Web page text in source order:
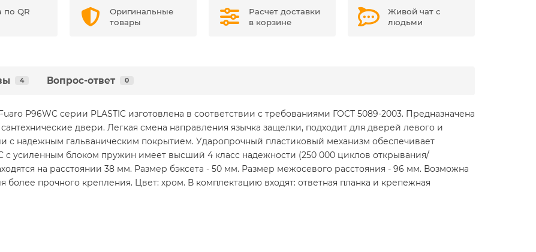
по QR
Оригинальные
товары
Расчет доставки
в корзине
Живой чат с
людьми
4 Вопрос-ответ 0
P96WC серии PLASTIC изготовлена в соответствии с требованиями ГОСТ 5089-2003. Предназначена
двери. Легкая смена направления язычка защелки, подходит для дверей левого и
с надежным гальваническим покрытием. Ударопрочный пластиковый механизм обеспечивает
с усиленным блоком пружин имеет высший 4 класс надежности (250 000 циклов открывания/
на расстоянии 38 мм. Размер бэксета - 50 мм. Размер межосевого расстояния - 96 мм. Возможна
более прочного крепления. Цвет: хром. В комплектацию входят: ответная планка и крепежная